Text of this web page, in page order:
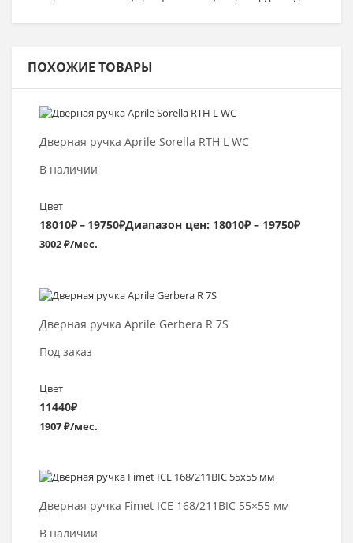
ПОХОЖИЕ ТОВАРЫ
Дверная ручка Aprile Sorella RTH L WC
В наличии
Цвет
18010₽– 19750₽Диапазон цен: 18010₽ – 19750₽
3002 ₽/мес.
Выбрать >
Дверная ручка Aprile Gerbera R 7S
Под заказ
Цвет
11440₽
1907 ₽/мес.
Выбрать >
Дверная ручка Fimet ICE 168/211BIC 55×55 мм
В наличии
Выбрать >